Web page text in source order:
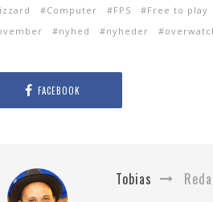
Computer FPS Free to play
nyhed nyheder
FACEBOOK
Tobias